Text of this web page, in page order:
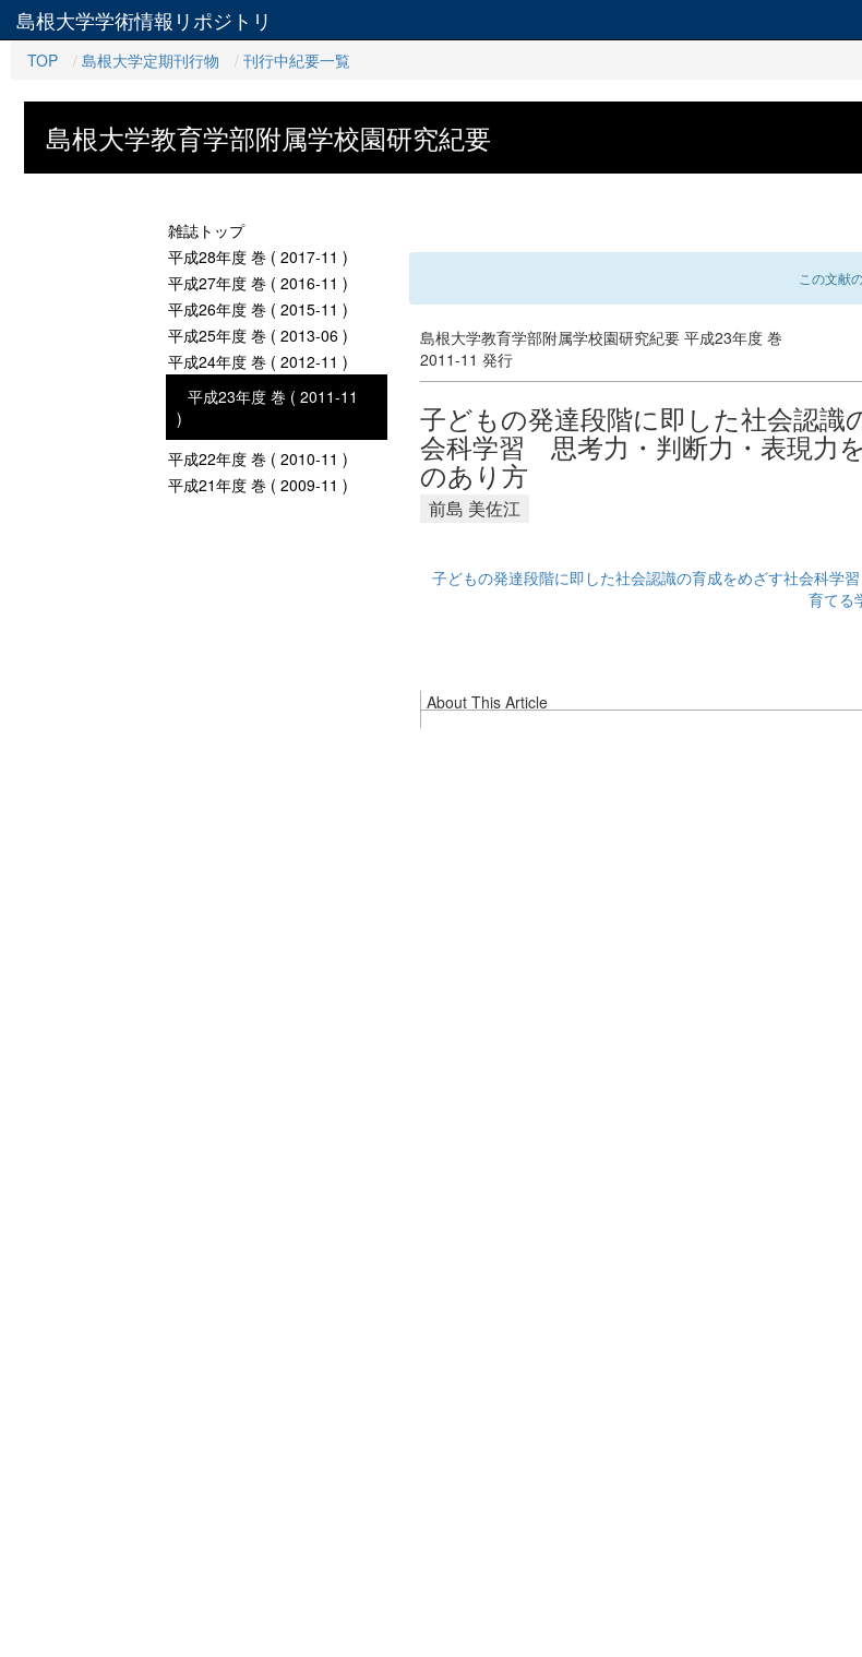
島根大学学術情報リポジトリ
TOP
島根大学定期刊行物 刊行中紀要一覧
島根大学教育学部附属学校園研究紀要
雑誌トップ
平成28年度 巻 ( 2017-11 )
平成27年度 巻 ( 2016-11 )
平成26年度 巻 ( 2015-11 )
平成25年度 巻 ( 2013-06 )
平成24年度 巻 ( 2012-11 )
平成23年度 巻 ( 2011-11
)
平成22年度 巻 ( 2010-11 )
平成21年度 巻 ( 2009-11 )
この文献
島根大学教育学部附属学校園研究紀要 平成23年度 巻
2011-11 発行
子どもの発達段階に即した社会認識
会科学習 思考力・判断力・表現力
のあり方
前島 美佐江
子どもの発達段階に即した社会認識の育成をめざす社会科学
育てる
About This Article